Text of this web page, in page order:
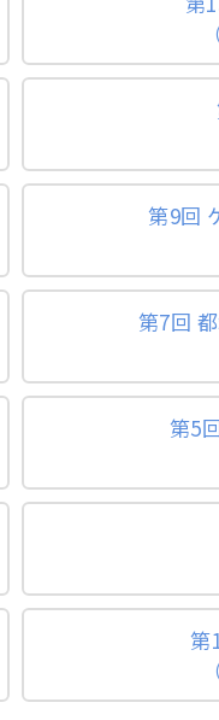
第9回
第7回
第5
第